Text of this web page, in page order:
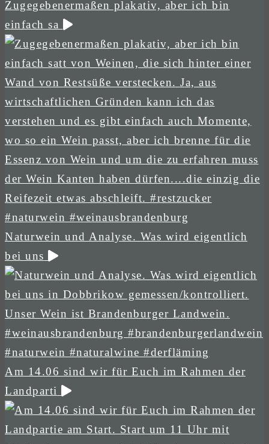
Zugegebenermaßen plakativ, aber ich bin
einfach sa
Naturwein und Analyse. Was wird eigentlich
bei uns
Am 14.06 sind wir für Euch im Rahmen der
Landparti